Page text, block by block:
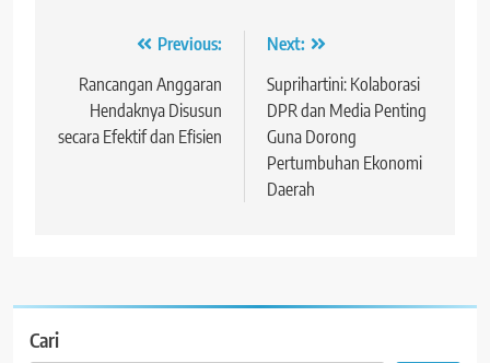
Navigasi
pos
Previous:
Rancangan Anggaran
Hendaknya Disusun
secara Efektif dan Efisien
Next:
Suprihartini: Kolaborasi
DPR dan Media Penting
Guna Dorong
Pertumbuhan Ekonomi
Daerah
Cari